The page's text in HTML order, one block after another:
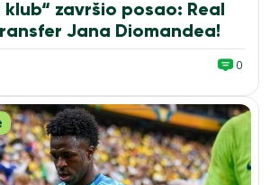
klub“ završio posao: Real
Jana Diomandea!
0